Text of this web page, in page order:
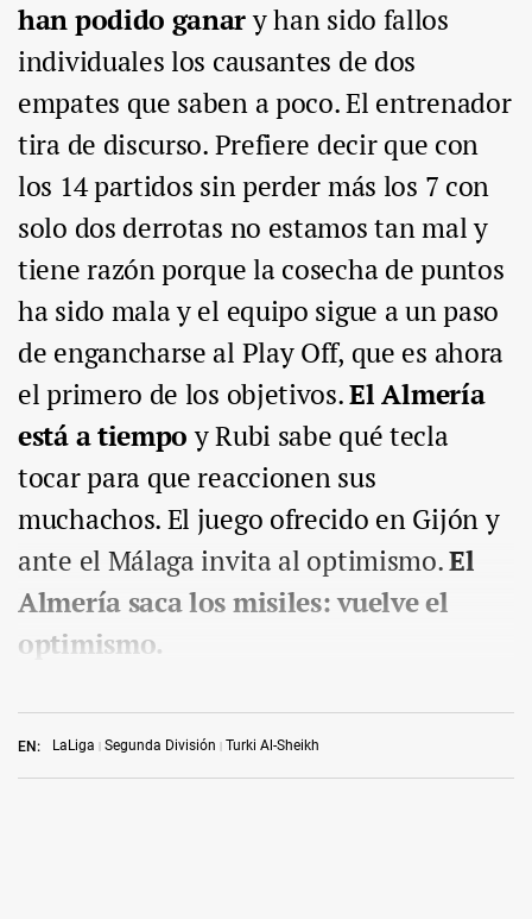
EN: LaLiga Segunda División Turki Al-Sheikh
han podido ganary han sido fallos
individuales los causantes de dos
empates que saben a poco. El entrenador
tira de discurso. Prefiere decir que con
los 14 partidos sin perder más los 7 con
solo dos derrotas no estamos tan mal y
tiene razón porque la cosecha de puntos
ha sido mala y el equipo sigue a un paso
de engancharse al Play Off, que es ahora
el primero de los objetivos.El Almería
está a tiempoy Rubi sabe qué tecla
tocar para que reaccionen sus
muchachos. El juego ofrecido en Gijón y
ante el Málaga invita al optimismo.El
Almería saca los misiles: vuelve el
optimismo.